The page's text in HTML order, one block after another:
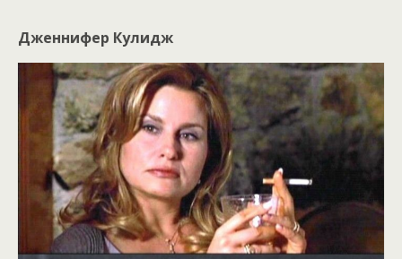
Дженнифер Кулидж